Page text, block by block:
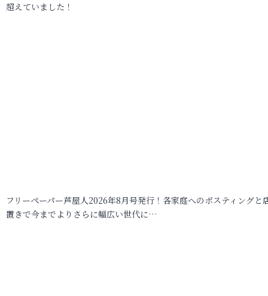
超えていました！
フリーペーパー芦屋人2026年8月号発行！各家庭へのポスティングと
置きで今までよりさらに幅広い世代に…